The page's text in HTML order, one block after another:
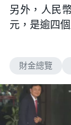
另外，人民
元，是逾四
財金總覽